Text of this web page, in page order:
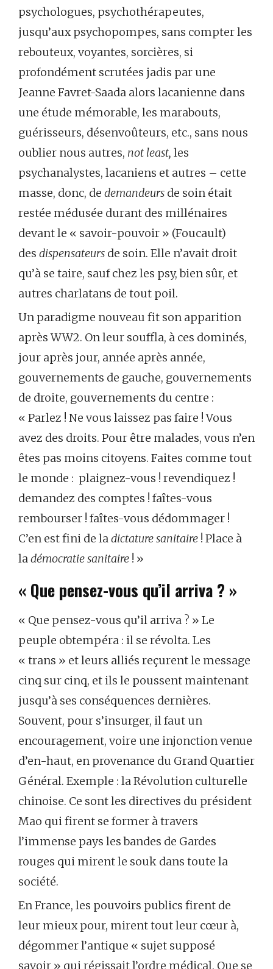
psychologues, psychothérapeutes,
jusqu’aux psychopompes, sans compter les
rebouteux, voyantes, sorcières, si
profondément scrutées jadis par une
Jeanne Favret-Saada alors lacanienne dans
une étude mémorable, les marabouts,
guérisseurs, désenvoûteurs, etc., sans nous
oublier nous autres, not least, les
psychanalystes, lacaniens et autres – cette
masse, donc, de demandeurs de soin était
restée médusée durant des millénaires
devant le « savoir-pouvoir » (Foucault)
des dispensateurs de soin. Elle n’avait droit
qu’à se taire, sauf chez les psy, bien sûr, et
autres charlatans de tout poil.
Un paradigme nouveau fit son apparition
après WW2. On leur souffla, à ces dominés,
jour après jour, année après année,
gouvernements de gauche, gouvernements
de droite, gouvernements du centre :
« Parlez ! Ne vous laissez pas faire ! Vous
avez des droits. Pour être malades, vous n’en
êtes pas moins citoyens. Faites comme tout
le monde : plaignez-vous ! revendiquez !
demandez des comptes ! faîtes-vous
rembourser ! faîtes-vous dédommager !
C’en est fini de ladictature sanitaire ! Place à
ladémocratiesanitaire ! »
« Que pensez-vous qu’il arriva ? »
« Que pensez-vous qu’il arriva ? » Le
peuple obtempéra : il se révolta. Les
« trans » et leurs alliés reçurent le message
cinq sur cinq, et ils le poussent maintenant
jusqu’à ses conséquences dernières.
Souvent, pour s’insurger, il faut un
encouragement, voire une injonction venue
d’en-haut, en provenance du Grand Quartier
Général. Exemple : la Révolution culturelle
chinoise. Ce sont les directives du président
Mao qui firent se former à travers
l’immense pays les bandes de Gardes
rouges qui mirent le souk dans toute la
société.
En France, les pouvoirs publics firent de
leur mieux pour, mirent tout leur cœur à,
dégommer l’antique « sujet supposé
savoir » qui régissait l’ordre médical. Que se